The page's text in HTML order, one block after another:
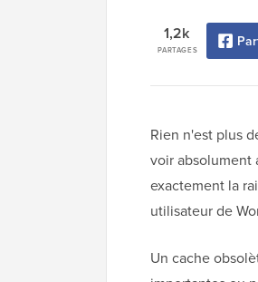
PARTAGES
1,2k
Rien n'est plus
voir absolument
exactement la
utilisateur de
Un cache